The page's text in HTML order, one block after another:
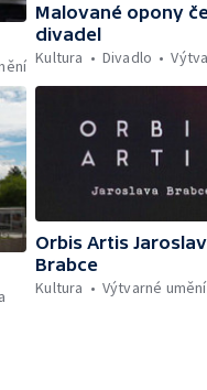
Malované opony
divadel
Kultura
Divadlo
Orbis Artis
Brabce
Kultura
Výtvarné umění